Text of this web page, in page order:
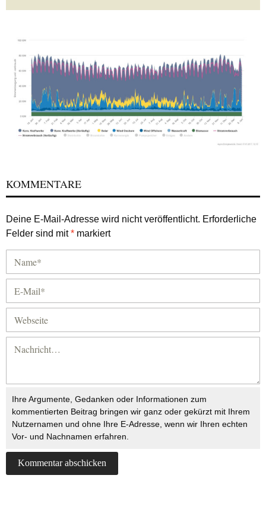
KOMMENTARE
Deine E-Mail-Adresse wird nicht veröffentlicht. Erforderliche
Felder sind mit* markiert
Ihre Argumente, Gedanken oder Informationen zum
kommentierten Beitrag bringen wir ganz oder gekürzt mit Ihrem
Nutzernamen und ohne Ihre E-Adresse, wenn wir Ihren echten
Vor- und Nachnamen erfahren.